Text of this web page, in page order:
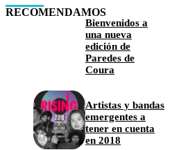
RECOMENDAMOS
Bienvenidos a
una nueva
edición de
Paredes de
Coura
Artistas y bandas
emergentes a
tener en cuenta
en 2018